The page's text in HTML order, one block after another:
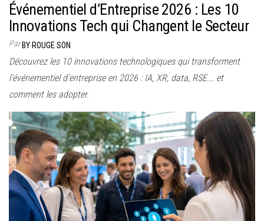
Événementiel d’Entreprise 2026 : Les 10
Innovations Tech qui Changent le Secteur
ParBY ROUGE SON
Découvrez les 10 innovations technologiques qui transforment
l'événementiel d'entreprise en 2026 : IA, XR, data, RSE... et
comment les adopter.